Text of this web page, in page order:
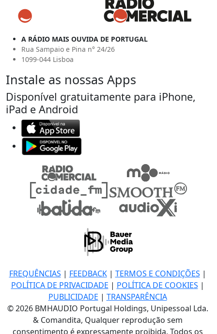
A RÁDIO MAIS OUVIDA DE PORTUGAL
Rua Sampaio e Pina n° 24/26
1099-044 Lisboa
Instale as nossas Apps
Disponível gratuitamente para iPhone,
iPad e Android
FREQUÊNCIAS | FEEDBACK| TERMOS E CONDIÇÕES |
POLÍTICA DE PRIVACIDADE | POLÍTICA DE COOKIES |
PUBLICIDADE | TRANSPARÊNCIA
© 2026 BMHAUDIO Portugal Holdings, Unipessoal Lda.
& Comandita, Qualquer reprodução sem
consentimento é expressamente proibida. Todos os